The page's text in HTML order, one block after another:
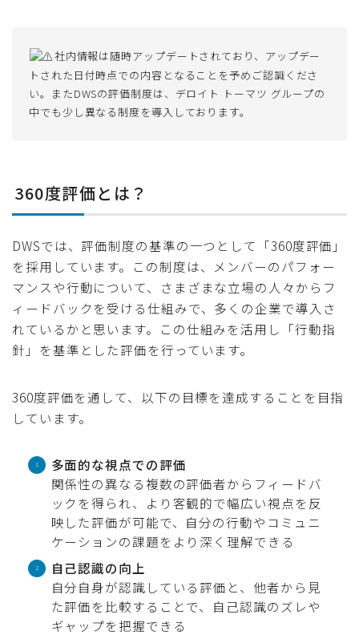
社内情報は随時アップデートされており、アップデー
トされた日付時点での内容となることを予めご認識くださ
い。またDWSの評価制度は、デロイト トーマツ グループの
中でも少し異なる制度を導入しております。
360度評価とは？
DWSでは、評価制度の基準の一つとして「360度評価」
を採用しています。この制度は、メンバーのパフォー
マンスや行動について、さまざまな立場の人々からフ
ィードバックを受ける仕組みで、多くの企業で導入さ
れているかと思います。この仕組みを活用し「行動指
針」を基準とした評価を行っています。
360度評価を通して、以下の目標を達成することを目指
しています。
多面的な視点での評価
関係性の異なる複数の評価者からフィードバ
ックを得られ、より客観的で幅広い視点を反
映した評価が可能で、自分の行動やコミュニ
ケーションの課題をより深く理解できる
自己認識の向上
自分自身が認識している評価と、他者から見
た評価を比較することで、自己認識のズレや
ギャップを把握できる